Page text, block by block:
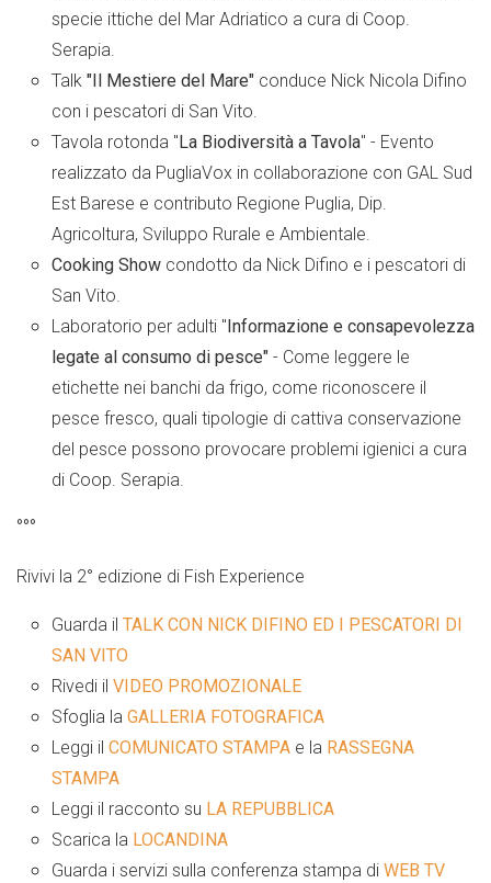
specie ittiche del Mar Adriatico a cura di Coop.
Serapia.
Talk "Il Mestiere del Mare" conduce Nick Nicola Difino
con i pescatori di San Vito.
Tavola rotonda "La Biodiversità a Tavola" - Evento
realizzato da PugliaVox in collaborazione con GAL Sud
Est Barese e contributo Regione Puglia, Dip.
Agricoltura, Sviluppo Rurale e Ambientale.
Cooking Show condotto da Nick Difino e i pescatori di
San Vito.
Laboratorio per adulti "Informazione e consapevolezza
legate al consumo di pesce" - Come leggere le
etichette nei banchi da frigo, come riconoscere il
pesce fresco, quali tipologie di cattiva conservazione
del pesce possono provocare problemi igienici a cura
di Coop. Serapia.
°°°
Rivivi la 2° edizione di Fish Experience
Guarda il TALK CON NICK DIFINO ED I PESCATORI DI
SAN VITO
Rivedi il VIDEO PROMOZIONALE
Sfoglia la GALLERIA FOTOGRAFICA
Leggi il COMUNICATO STAMPA e la RASSEGNA
STAMPA
Leggi il racconto su LA REPUBBLICA
Scarica la LOCANDINA
Guarda i servizi sulla conferenza stampa di WEB TV